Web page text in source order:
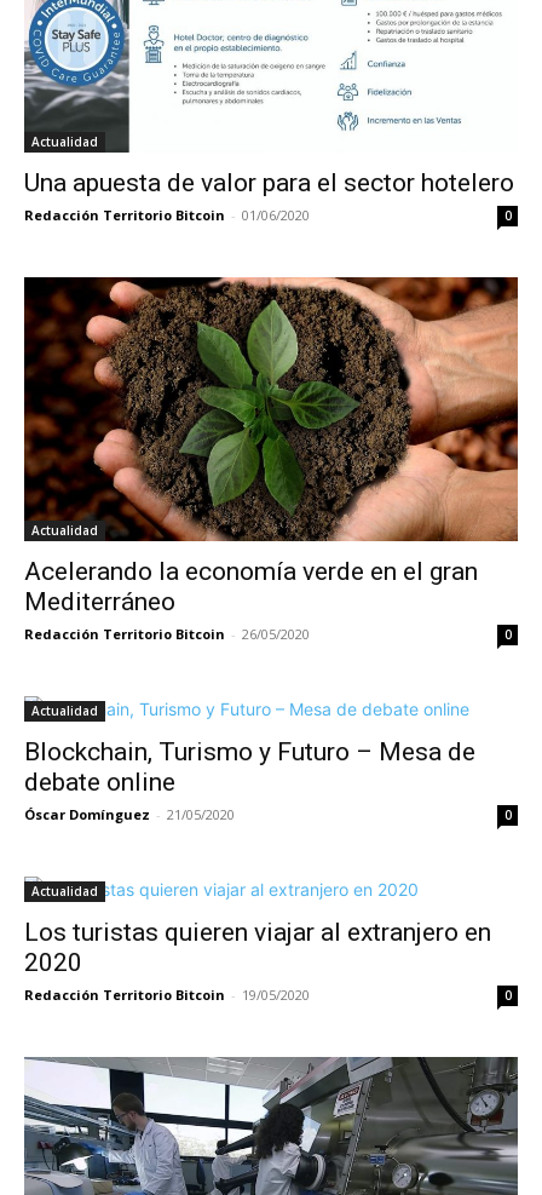
Actualidad
Una apuesta de valor para el sector hotelero
Redacción Territorio Bitcoin - 01/06/2020 0
Actualidad
Acelerando la economía verde en el gran
Mediterráneo
Redacción Territorio Bitcoin - 26/05/2020 0
Actualidad
Blockchain, Turismo y Futuro – Mesa de
debate online
Óscar Domínguez - 21/05/2020 0
Actualidad
Los turistas quieren viajar al extranjero en
2020
Redacción Territorio Bitcoin - 19/05/2020 0